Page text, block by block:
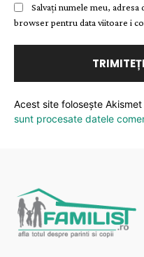
Salvați numele meu, adresa
browser pentru data viitoare i
Acest site folosește
sunt procesate datele